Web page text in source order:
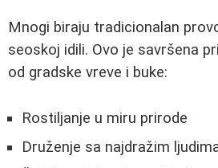
Mnogi biraju tradicionalan
seoskoj idili. Ovo je savršena
od gradske vreve i buke:
Rostiljanje u miru prirode
Druženje sa najdražim